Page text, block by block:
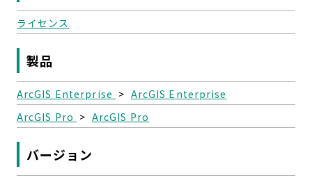
ライセンス
製品
ArcGIS Enterprise > ArcGIS Enterprise
ArcGIS Pro > ArcGIS Pro
バージョン